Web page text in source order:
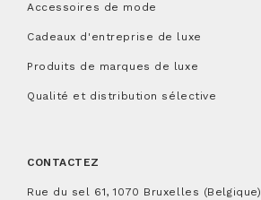
Accessoires de mode
Cadeaux d'entreprise de luxe
Produits de marques de luxe
Qualité et distribution sélective
CONTACTEZ
Rue du sel 61, 1070 Bruxelles (Belgique)